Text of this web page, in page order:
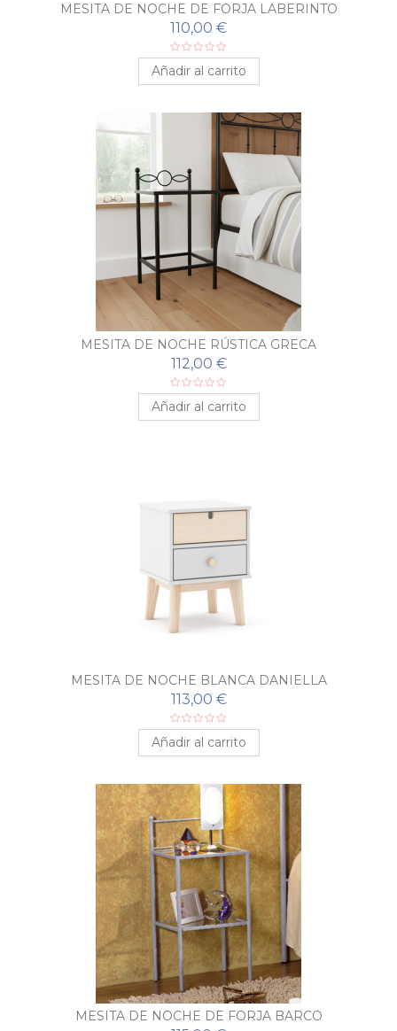
MESITA DE NOCHE DE FORJA LABERINTO
110,00 €
Añadir al carrito
MESITA DE NOCHE RÚSTICA GRECA
112,00 €
Añadir al carrito
MESITA DE NOCHE BLANCA DANIELLA
113,00 €
Añadir al carrito
MESITA DE NOCHE DE FORJA BARCO